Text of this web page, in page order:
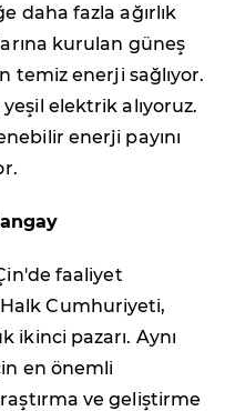
daha fazla ağırlık
kurulan güneş
temiz enerji sağlıyor.
elektrik alıyoruz.
enerji payını
faaliyet
Cumhuriyeti,
ikinci pazarı. Aynı
en önemli
ve geliştirme